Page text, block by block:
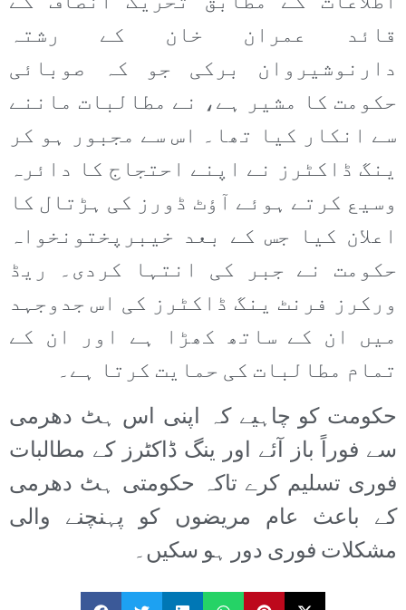
قائد عمران خان کے رشتہ
دارنوشیروان برکی جو کہ صوبائی
حکومت کا مشیر ہے، نے مطالبات ماننے
سے انکار کیا تھا۔ اس سے مجبور ہو کر
ینگ ڈاکٹرز نے اپنے احتجاج کا دائرہ
وسیع کرتے ہوئے آؤٹ ڈورز کی ہڑتال کا
اعلان کیا جس کے بعد خیبرپختونخواہ
حکومت نے جبر کی انتہا کردی۔ ریڈ
ورکرز فرنٹ ینگ ڈاکٹرز کی اس جدوجہد
میں ان کے ساتھ کھڑا ہے اور ان کے
تمام مطالبات کی حمایت کرتا ہے۔
حکومت کو چاہیے کہ اپنی اس ہٹ دھرمی
سے فوراً باز آئے اور ینگ ڈاکٹرز کے مطالبات
فوری تسلیم کرے تاکہ حکومتی ہٹ دھرمی
کے باعث عام مریضوں کو پہنچنے والی
مشکلات فوری دور ہو سکیں۔